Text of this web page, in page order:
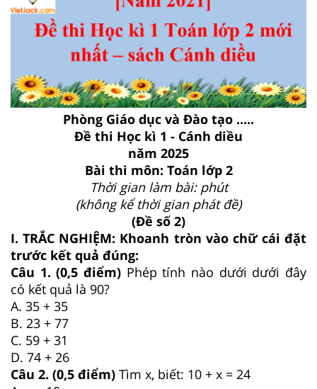
Phòng Giáo dục và Đào tạo .....
Đề thi Học kì 1 - Cánh diều
năm 2025
Bài thi môn: Toán lớp 2
Thời gian làm bài: phút
(không kể thời gian phát đề)
(Đề số 2)
I. TRẮC NGHIỆM: Khoanh tròn vào chữ cái đặt
trước kết quả đúng:
Câu 1. (0,5 điểm) Phép tính nào dưới dưới đây
có kết quả là 90?
A. 35 + 35
B. 23 + 77
C. 59 + 31
D. 74 + 26
Câu 2. (0,5 điểm) Tìm x, biết: 10 + x = 24